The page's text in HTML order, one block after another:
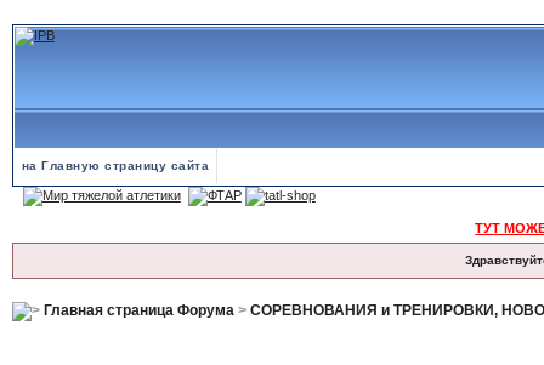
на Главную страницу сайта
ТУТ
Главная страница Форума> СОРЕВНОВАНИЯ и ТРЕНИРОВКИ,